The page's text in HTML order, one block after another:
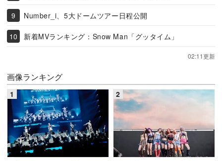
Number_i、5大ドームツアー日程公開
新着MVランキング：Snow Man「グッタイム」
02:11更新
画像ランキング